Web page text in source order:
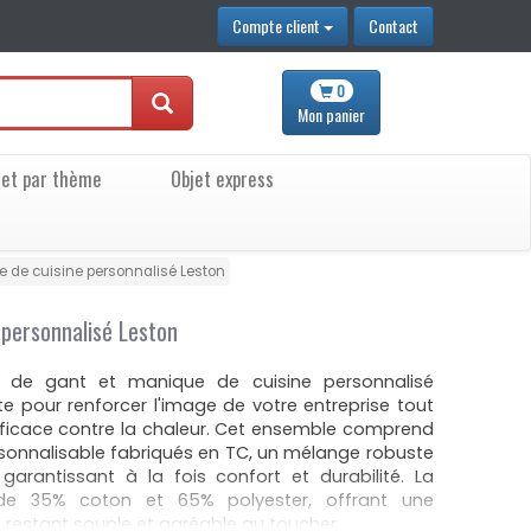
Compte client Contact
0
Monpanier
par thème
Objet express
de cuisine personnalisé Leston
Leston
de gant et manique de cuisine personnalisé
pour renforcer l'image de votre entreprise tout
contre la chaleur. Cet ensemble comprend
fabriqués en TC, un mélange robuste
à la fois confort et durabilité. La
35% coton et 65% polyester, offrant une
souple et agréable au toucher.